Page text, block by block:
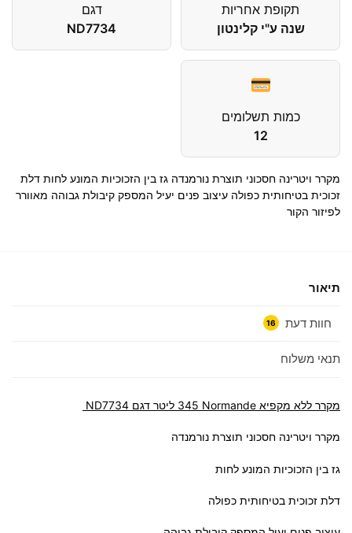
תקופת אחריות
שנה ע"י קלינטון
דגם
ND7734
כמות תשלומים
12
מקרר ויטרינה חסכוני תוצרת נורמנדה גז בין הזכוכיות המונע לחות דלת
זכוכית בטיחותית כפולה עיצוב פנים יעיל המספק קיבולת גבוהה מאוורר
לפיזור הקור
תיאור
חוות דעת 16
תנאי משלוח
מקרר ‏ללא מקפיא Normande ‏345 ‏ליטר דגם ND7734
מקרר ויטרינה חסכוני תוצרת נורמנדה
גז בין הזכוכיות המונע לחות
דלת זכוכית בטיחותית כפולה